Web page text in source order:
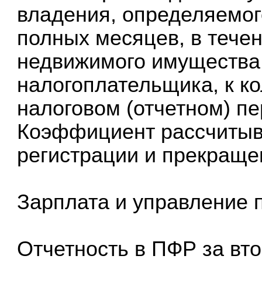
владения,
полных месяцев, в
недвижимого
налогоплательщика, к
налоговом (отчетном)
Коэффициент
регистрации и
Зарплата и управление
Отчетность в ПФР за